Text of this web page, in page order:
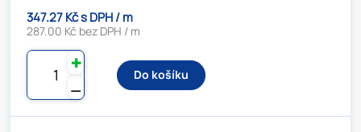
347.27 Kč s DPH / m
287.00 Kč bez DPH / m
⚊
✚
Do košíku